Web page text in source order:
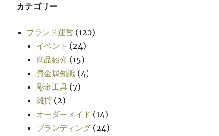
カテゴリー
ブランド運営 (120)
イベント (24)
商品紹介 (15)
貴金属知識 (4)
彫金工具 (7)
雑貨 (2)
オーダーメイド (14)
ブランディング (24)